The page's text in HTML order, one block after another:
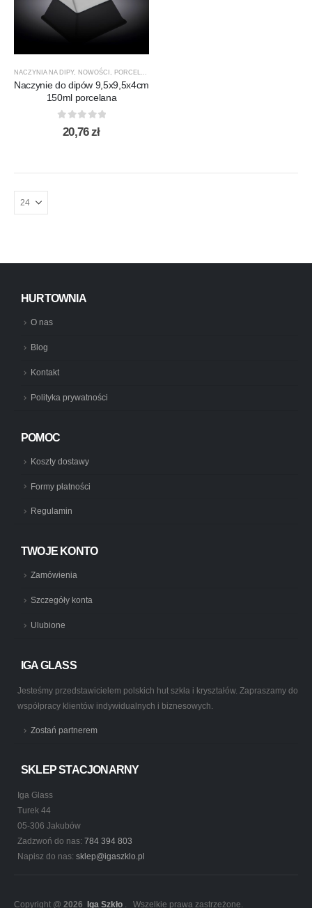
NACZYNIA NA DIPY, NOWOŚCI PORCELANA
Naczynie do dipów 9,5x9,5x4cm
150ml porcelana
out of 5
20,76zł
HURTOWNIA
O nas
Blog
Kontakt
Polityka prywatności
POMOC
Koszty dostawy
Formy płatności
Regulamin
TWOJE KONTO
Zamówienia
Szczegóły konta
Ulubione
IGA GLASS
Jesteśmy przedstawicielem polskich hut szkła i kryształów. Zapraszamy do
współpracy klientów indywidualnych i biznesowych.
Zostań partnerem
SKLEP STACJONARNY
Iga Glass
Turek 44
05-306 Jakubów
Zadzwoń do nas: 784 394 803
Napisz do nas: sklep@igaszklo.pl
Copyright @ 2026 Iga Szkło . Wszelkie prawa zastrzeżone.